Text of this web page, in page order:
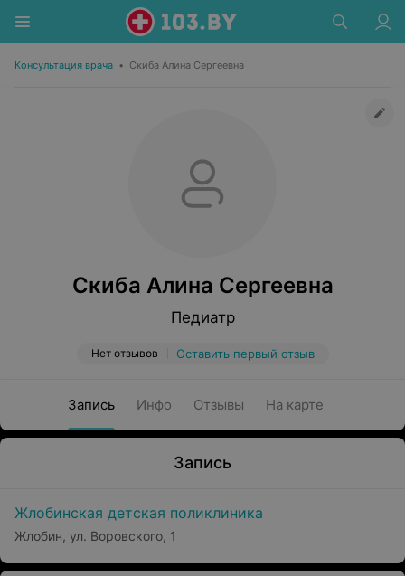
Консультация врача • Скиба Алина Сергеевна
Скиба Алина Сергеевна
Педиатр
Нет отзывов Оставить первый отзыв
Запись Инфо Отзывы На карте
Запись
Жлобинская детская поликлиника
Жлобин, ул. Воровского, 1